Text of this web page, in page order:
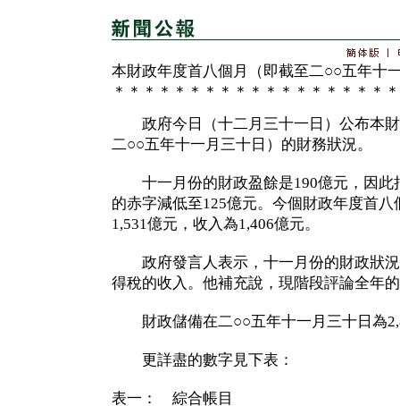
本財政年度首八個月（即截至二○○五年十
＊＊＊＊＊＊＊＊＊＊＊＊＊＊＊＊＊＊
政府今日（十二月三十一日）公布本財
二○○五年十一月三十日）的財務狀況。
十一月份的財政盈餘是190億元，因此
的赤字減低至125億元。今個財政年度首
1,531億元，收入為1,406億元。
政府發言人表示，十一月份的財政狀況
得稅的收入。他補充說，現階段評論全年
財政儲備在二○○五年十一月三十日為
更詳盡的數字見下表：
表一： 綜合帳目